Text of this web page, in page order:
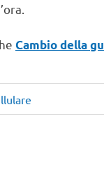
Cambio della